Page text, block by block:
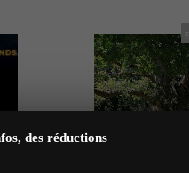
des réductions